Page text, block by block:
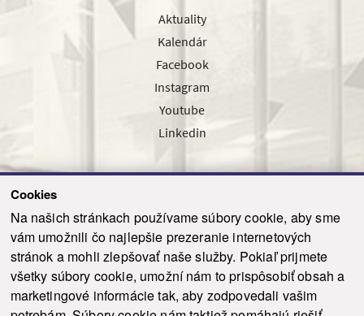
Cookies
Na našich stránkach používame súbory cookie, aby sme
vám umožnili čo najlepšie prezeranie internetových
stránok a mohli zlepšovať naše služby. Pokiaľ prijmete
všetky súbory cookie, umožní nám to prispôsobiť obsah a
marketingové informácie tak, aby zodpovedali vašim
Aktuality
Kalendár
Facebook
Instagram
Youtube
Linkedin
Odoslať